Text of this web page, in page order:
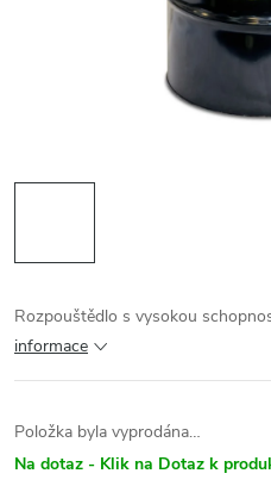
Rozpouštědlo s vysokou
informace
Položka byla vyprodána…
Na dotaz - Klik na Dotaz k